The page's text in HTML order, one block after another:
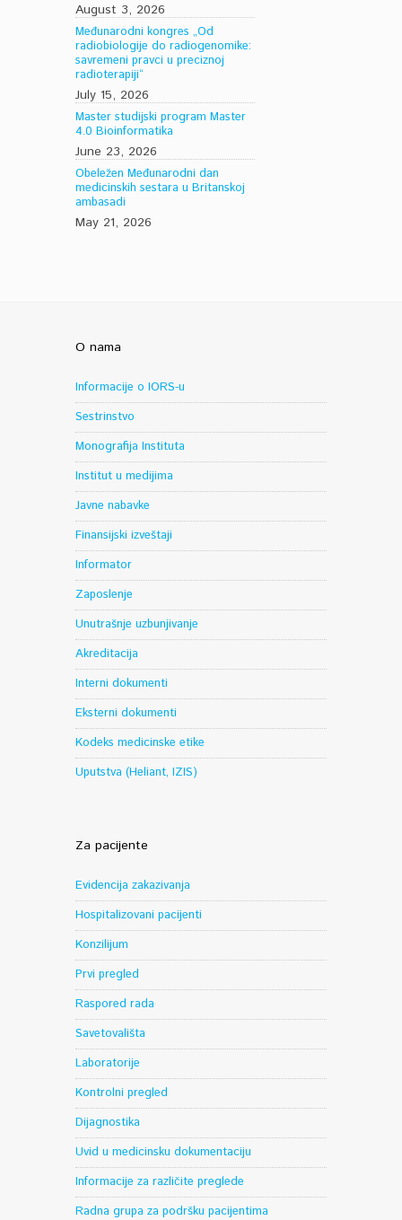
August 3, 2026
Međunarodni kongres „Od
radiobiologije do radiogenomike:
savremeni pravci u preciznoj
radioterapiji“
July 15, 2026
Master studijski program Master
4.0 Bioinformatika
June 23, 2026
Obeležen Međunarodni dan
medicinskih sestara u Britanskoj
ambasadi
May 21, 2026
O nama
Informacije o IORS-u
Sestrinstvo
Monografija Instituta
Institut u medijima
Javne nabavke
Finansijski izveštaji
Informator
Zaposlenje
Unutrašnje uzbunjivanje
Akreditacija
Interni dokumenti
Eksterni dokumenti
Kodeks medicinske etike
Uputstva (Heliant, IZIS)
Za pacijente
Evidencija zakazivanja
Hospitalizovani pacijenti
Konzilijum
Prvi pregled
Raspored rada
Savetovališta
Laboratorije
Kontrolni pregled
Dijagnostika
Uvid u medicinsku dokumentaciju
Informacije za različite preglede
Radna grupa za podršku pacijentima